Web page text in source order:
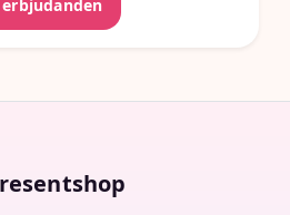
erbjudanden